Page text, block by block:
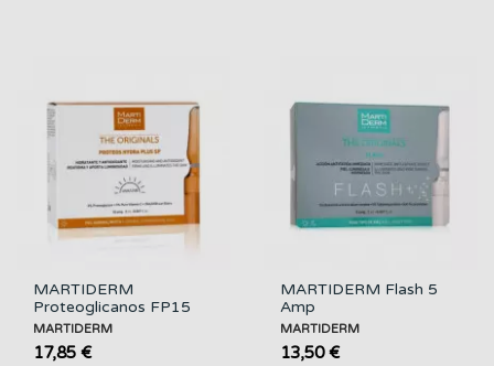
MARTIDERM
Proteoglicanos FP15
10 a
MARTIDERM
17,85 €
MARTIDERM Flash 5
Amp
MARTIDERM
13,50 €